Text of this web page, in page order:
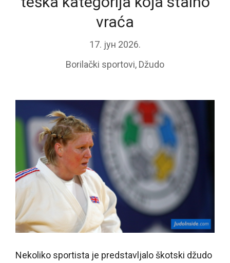
vraća
17. јун 2026.
Borilački sportovi, Džudo
Nekoliko sportista je predstavljalo škotski džudo